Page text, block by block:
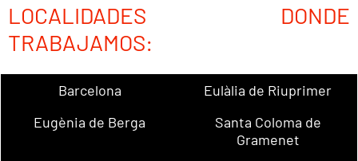
LOCALIDADES DONDE
TRABAJAMOS:
Barcelona
Eulàlia de Riuprimer
Eugènia de Berga
Santa Coloma de
Gramenet